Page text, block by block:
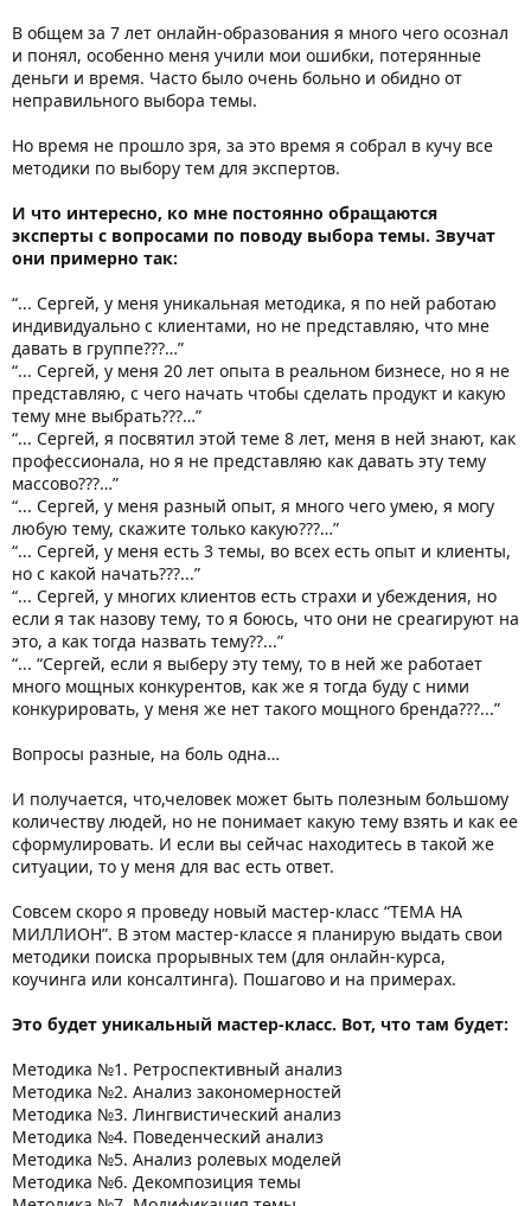
В общем за 7 лет онлайн-образования я много чего осознал
и понял, особенно меня учили мои ошибки, потерянные
деньги и время. Часто было очень больно и обидно от
неправильного выбора темы.
Но время не прошло зря, за это время я собрал в кучу все
методики по выбору тем для экспертов.
И что интересно, ко мне постоянно обращаются
эксперты с вопросами по поводу выбора темы. Звучат
они примерно так:
“... Сергей, у меня уникальная методика, я по ней работаю
индивидуально с клиентами, но не представляю, что мне
давать в группе???…”
“... Сергей, у меня 20 лет опыта в реальном бизнесе, но я не
представляю, с чего начать чтобы сделать продукт и какую
тему мне выбрать???…”
“... Сергей, я посвятил этой теме 8 лет, меня в ней знают, как
профессионала, но я не представляю как давать эту тему
массово???…”
“... Сергей, у меня разный опыт, я много чего умею, я могу
любую тему, скажите только какую???…”
“... Сергей, у меня есть 3 темы, во всех есть опыт и клиенты,
но с какой начать???...”
“... Сергей, у многих клиентов есть страхи и убеждения, но
если я так назову тему, то я боюсь, что они не среагируют на
это, а как тогда назвать тему??...”
“... “Сергей, если я выберу эту тему, то в ней же работает
много мощных конкурентов, как же я тогда буду с ними
конкурировать, у меня же нет такого мощного бренда???...”
Вопросы разные, на боль одна…
И получается, что,человек может быть полезным большому
количеству людей, но не понимает какую тему взять и как ее
сформулировать. И если вы сейчас находитесь в такой же
ситуации, то у меня для вас есть ответ.
Совсем скоро я проведу новый мастер-класс “ТЕМА НА
МИЛЛИОН”. В этом мастер-классе я планирую выдать свои
методики поиска прорывных тем (для онлайн-курса,
коучинга или консалтинга). Пошагово и на примерах.
Это будет уникальный мастер-класс. Вот, что там будет:
Методика №1. Ретроспективный анализ
Методика №2. Анализ закономерностей
Методика №3. Лингвистический анализ
Методика №4. Поведенческий анализ
Методика №5. Анализ ролевых моделей
Методика №6. Декомпозиция темы